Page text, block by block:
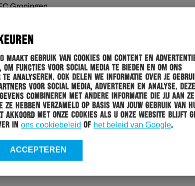
maakt gebruik van cookies om content en
om functies voor social media te bieden en om ons
analyseren. Ook delen we informatie over je
voor social media, adverteren en analyse.
combineren met andere informatie die jij aan
hebben verzameld op basis van jouw gebruik van
akkoord met onze cookies als u onze website blijft
in ons cookiebeleid of het beleid van Google.
ACCEPTEREN
Groningen
je in het centrum van Groningen te begeven.
je online aanvragen of updaten
of fankaart voor het restant van dit seizoen